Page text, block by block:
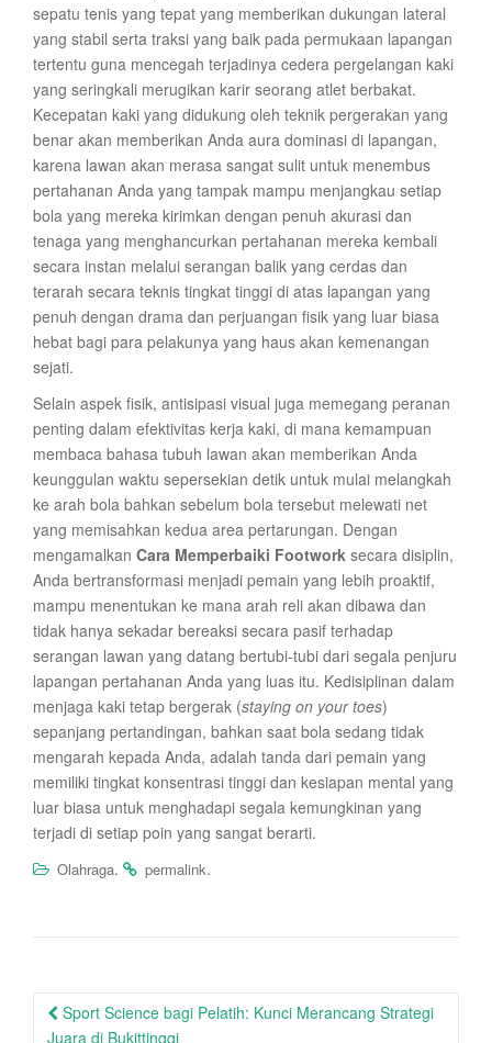
sepatu tenis yang tepat yang memberikan dukungan lateral
yang stabil serta traksi yang baik pada permukaan lapangan
tertentu guna mencegah terjadinya cedera pergelangan kaki
yang seringkali merugikan karir seorang atlet berbakat.
Kecepatan kaki yang didukung oleh teknik pergerakan yang
benar akan memberikan Anda aura dominasi di lapangan,
karena lawan akan merasa sangat sulit untuk menembus
pertahanan Anda yang tampak mampu menjangkau setiap
bola yang mereka kirimkan dengan penuh akurasi dan
tenaga yang menghancurkan pertahanan mereka kembali
secara instan melalui serangan balik yang cerdas dan
terarah secara teknis tingkat tinggi di atas lapangan yang
penuh dengan drama dan perjuangan fisik yang luar biasa
hebat bagi para pelakunya yang haus akan kemenangan
sejati.
Selain aspek fisik, antisipasi visual juga memegang peranan
penting dalam efektivitas kerja kaki, di mana kemampuan
membaca bahasa tubuh lawan akan memberikan Anda
keunggulan waktu sepersekian detik untuk mulai melangkah
ke arah bola bahkan sebelum bola tersebut melewati net
yang memisahkan kedua area pertarungan. Dengan
mengamalkan Cara Memperbaiki Footwork secara disiplin,
Anda bertransformasi menjadi pemain yang lebih proaktif,
mampu menentukan ke mana arah reli akan dibawa dan
tidak hanya sekadar bereaksi secara pasif terhadap
serangan lawan yang datang bertubi-tubi dari segala penjuru
lapangan pertahanan Anda yang luas itu. Kedisiplinan dalam
menjaga kaki tetap bergerak (staying on your toes)
sepanjang pertandingan, bahkan saat bola sedang tidak
mengarah kepada Anda, adalah tanda dari pemain yang
memiliki tingkat konsentrasi tinggi dan kesiapan mental yang
luar biasa untuk menghadapi segala kemungkinan yang
terjadi di setiap poin yang sangat berarti.
Olahraga. permalink.
Post
Sport Science bagi Pelatih: Kunci Merancang Strategi
Juara di Bukittinggi